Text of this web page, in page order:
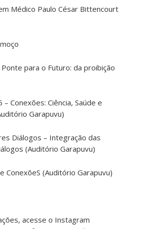
Médico Paulo César Bittencourt
para o Futuro: da proibição
Conexões: Ciência, Saúde e
Garapuvu)
Diálogos – Integração das
(Auditório Garapuvu)
ConexõeS (Auditório Garapuvu)
acesse o Instagram